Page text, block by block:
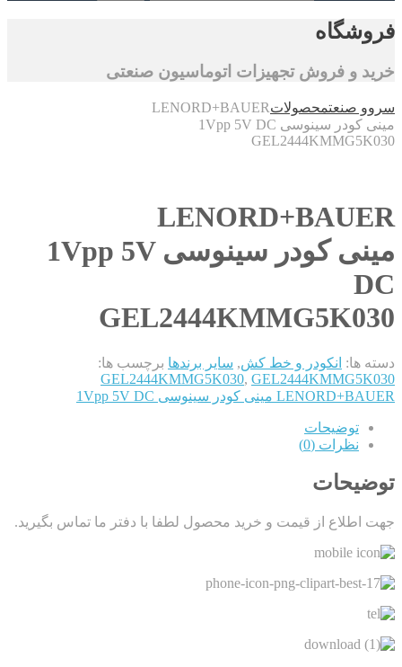
فروشگاه
خرید و فروش تجهیزات اتوماسیون صنعتی
سروو صنعتمحصولاتLENORD+BAUER
مینی کودر سینوسی 1Vpp 5V DC
GEL2444KMMG5K030
LENORD+BAUER
مینی کودر سینوسی 1Vpp 5V
DC
GEL2444KMMG5K030
دسته ها: انکودر و خط کش, سایر برندها برچسب ها:
GEL2444KMMG5K030, GEL2444KMMG5K030
LENORD+BAUER مینی کودر سینوسی 1Vpp 5V DC
توضیحات
نظرات (0)
توضیحات
جهت اطلاع از قیمت و خرید محصول لطفا با دفتر ما تماس بگیرید.